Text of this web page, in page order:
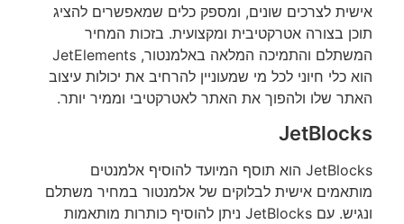
אישית לצרכים שונים, ומספק כלים שמאפשרים להציג
תוכן בצורה אטרקטיבית ומקצועית. בזכות המחיר
המשתלם והתמיכה המלאה באלמנטור, JetElements
הוא כלי חיוני לכל מי שמעוניין להרחיב את יכולות עיצוב
האתר שלו ולהפוך את האתר לאטרקטיבי וממיר יותר.
JetBlocks
JetBlocks הוא תוסף המיועד להוסיף אלמנטים
מותאמים אישית לבלוקים של אלמנטור במחיר משתלם
ונגיש. עם JetBlocks ניתן להוסיף כותרות מותאמות